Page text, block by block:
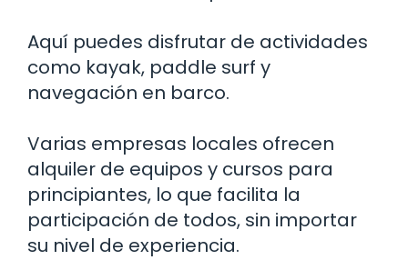
Aquí puedes disfrutar de actividades
como kayak, paddle surf y
navegación en barco.
Varias empresas locales ofrecen
alquiler de equipos y cursos para
principiantes, lo que facilita la
participación de todos, sin importar
su nivel de experiencia.